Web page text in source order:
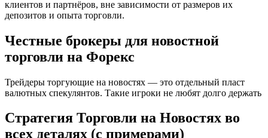
клиентов и партнёров, вне зависимости от размеров их
депозитов и опыта торговли.
Честные брокеры для новостной
торговли на Форекс
Трейдеры торгующие на новостях — это отдельный пласт
валютных спекулянтов. Такие игроки не любят долго держать
Стратегия Торговли на Новостях во
всех деталях (с примерами)